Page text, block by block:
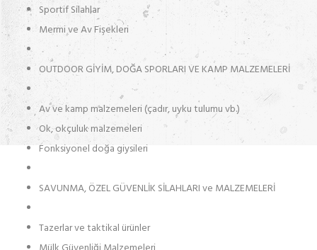
Sportif Silahlar
Mermi ve Av Fişekleri
OUTDOOR GİYİM, DOĞA SPORLARI VE KAMP MALZEMELERİ
Av ve kamp malzemeleri (çadır, uyku tulumu vb.)
Ok, okçuluk malzemeleri
Fonksiyonel doğa giysileri
SAVUNMA, ÖZEL GÜVENLİK SİLAHLARI ve MALZEMELERİ
Tazerlar ve taktikal ürünler